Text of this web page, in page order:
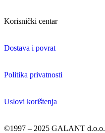
Korisnički centar
Dostava i povrat
Politika privatnosti
Uslovi korištenja
©1997 – 2025 GALANT